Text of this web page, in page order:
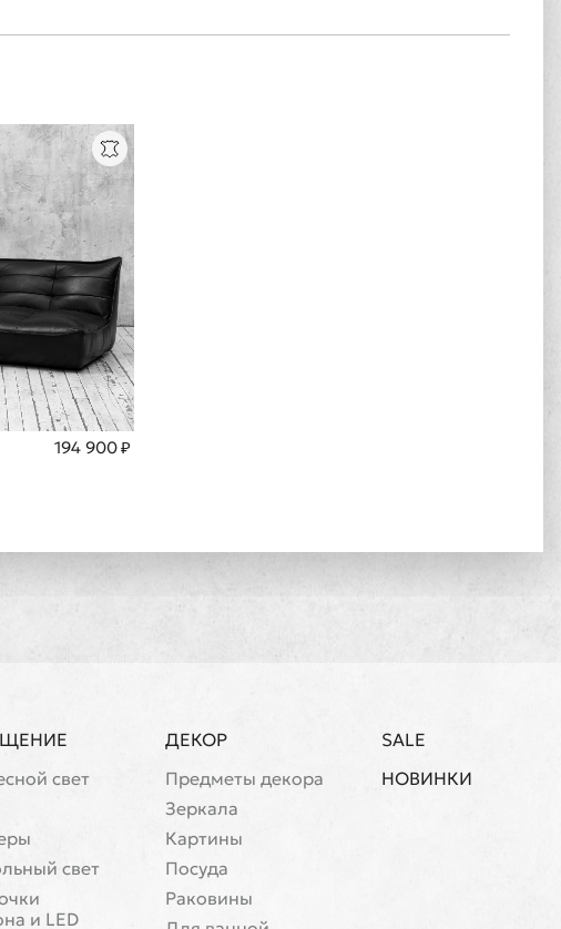
194 900 ₽
свет
свет
и LED
ДЕКОР
Предметы декора
Зеркала
Картины
Посуда
Раковины
SALE
НОВИНКИ